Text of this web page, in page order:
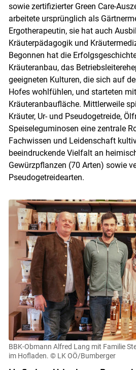
sowie zertifizierter Green Care-
arbeitete ursprünglich als
Ergotherapeutin, sie hat auch
Kräuterpädagogik und
Begonnen hat die
Kräuteranbau, das
geeigneten Kulturen, die sich auf
Hofes wohlfühlen, und starteten
Kräuteranbaufläche. Mittlerweile
Kräuter, Ur- und Pseudogetreide,
Speiseleguminosen eine zentrale
Fachwissen und Leidenschaft
beeindruckende Vielfalt an
Gewürzpflanzen (70 Arten) sowie
Pseudogetreidearten.
BBK-Obmann Alfred Lang mit Familie
im Hofladen. © LK OÖ/Bumberger